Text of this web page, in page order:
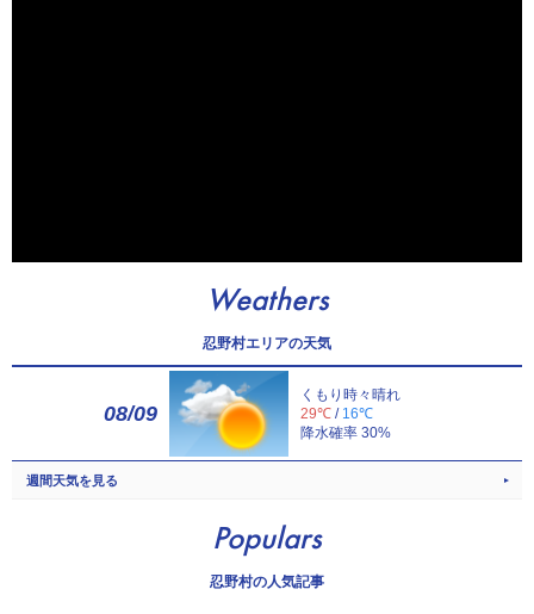
Weathers
忍野村エリアの天気
08/09
くもり時々晴れ
29℃ / 16℃
降水確率 30%
週間天気を見る
Populars
忍野村の人気記事